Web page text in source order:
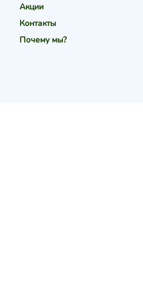
Акции
Контакты
Почему мы?